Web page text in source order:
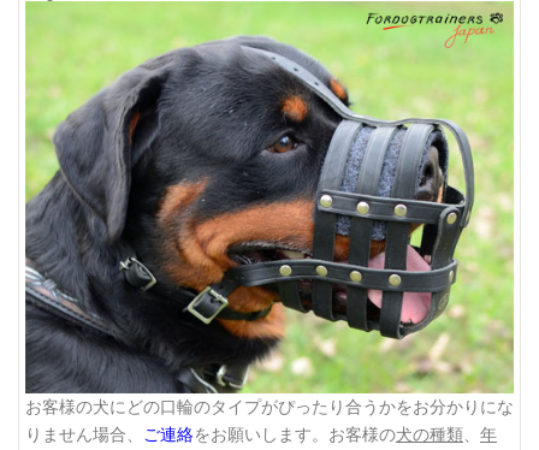
お客様の犬にどの口輪のタイプがぴったり合うかをお分かりにな
りません場合、
ご連絡をお願いします。お客様の犬の種類
年